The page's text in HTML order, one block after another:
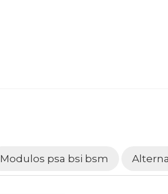
Modulos psa bsi bsm